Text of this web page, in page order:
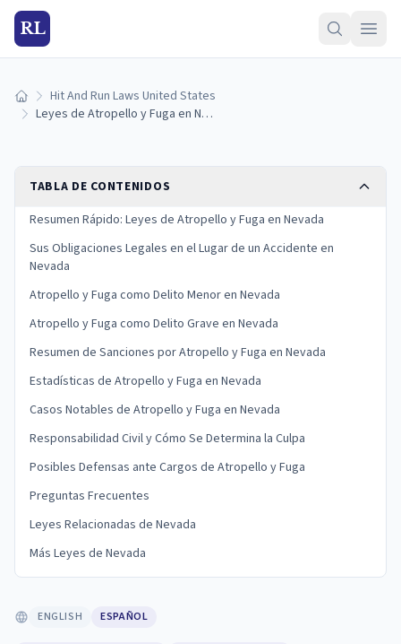
RL
Inicio Hit And Run Laws United States
Leyes de Atropello y Fuga en Nevada: Sanciones y Qué Hacer
TABLA DE CONTENIDOS
Resumen Rápido: Leyes de Atropello y Fuga en Nevada
Sus Obligaciones Legales en el Lugar de un Accidente en
Nevada
Atropello y Fuga como Delito Menor en Nevada
Atropello y Fuga como Delito Grave en Nevada
Resumen de Sanciones por Atropello y Fuga en Nevada
Estadísticas de Atropello y Fuga en Nevada
Casos Notables de Atropello y Fuga en Nevada
Responsabilidad Civil y Cómo Se Determina la Culpa
Posibles Defensas ante Cargos de Atropello y Fuga
Preguntas Frecuentes
Leyes Relacionadas de Nevada
Más Leyes de Nevada
ENGLISH ESPAÑOL